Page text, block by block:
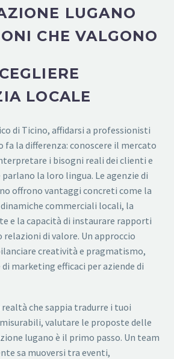
LUGANO
CHE VALGONO
LOCALE
di Ticino, affidarsi a professionisti
la differenza: conoscere il mercato
i bisogni reali dei clienti e
la loro lingua. Le agenzie di
offrono vantaggi concreti come la
commerciali locali, la
e la capacità di instaurare rapporti
relazioni di valore. Un approccio
creatività e pragmatismo,
marketing efficaci per aziende di
realtà che sappia tradurre i tuoi
valutare le proposte delle
lugano è il primo passo. Un team
sa muoversi tra eventi,